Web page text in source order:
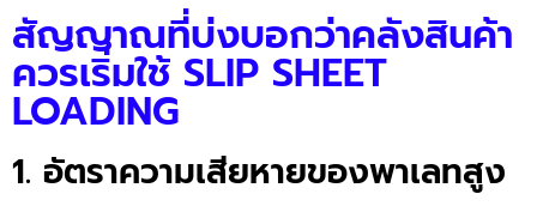
สัญญาณที่บ่งบอกว่าคลังสินค้า
ควรเริ่มใช้ SLIP SHEET
LOADING
1. อัตราความเสียหายของพาเลทสูง